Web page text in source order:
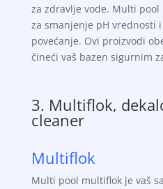
za zdravlje vode. Multi
za smanjenje pH vrednosti
povećanje. Ovi proizvodi
čineći vaš bazen sigurnim
3. Multiflok,
cleaner
Multiflok
Multi pool multiflok je vaš